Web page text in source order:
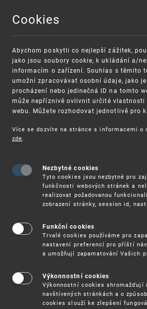
VAROVÁNÍ
Finanční podpora
Vynálezy / Patenty
Užitnévzory
Cookies
Abychom poskytli co nejlepší zážitek,
jako jsou soubory cookie, k ukládání a/
informacím o zařízení. Souhlas s těmito
umožní zpracovávat osobní údaje, jako
procházení nebo jedinečná ID na tomto
může nepříznivě ovlivnit určité vlastnosti
webu. Můžete rozhodovat jednotlivě pro
Více se dozvíte na stránce s informacemi o
zde.
Nezbytné cookies
Tyto cookies jsou nezbytné pro
funkčnosti webových stránek a
realizovat požadovanou
zobrazení stránky, session id,
Funkční cookies
Trvalé cookies používáme pro
nastavení preferencí pro příští
a umožňují zapamatování Vašich
Výkonnostní cookies
Výkonnostní cookies shromažďují
navštívených stránkách a o
cookies slouží ke zlepšení